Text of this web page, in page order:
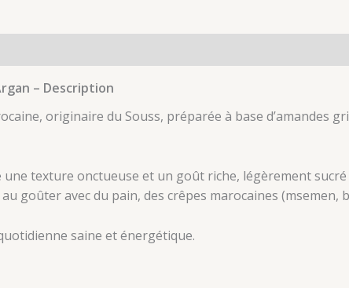
– Description
originaire du Souss, préparée à base d’amandes
une texture onctueuse et un goût riche, légèrement
goûter avec du pain, des crêpes marocaines (msemen,
saine et énergétique.